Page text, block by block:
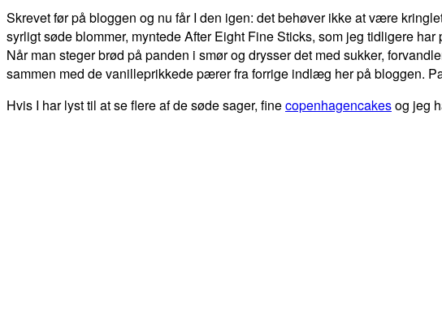
Skrevet før på bloggen og nu får I den igen: det behøver ikke at være
syrligt søde blommer, myntede After Eight Fine Sticks, som jeg tidligere har
Når man steger brød på panden i smør og drysser det med sukker,
sammen med de vanilleprikkede pærer fra forrige indlæg her på bloggen.
Hvis I har lyst til at se flere af de søde sager, finecopenhagencakesog jeg